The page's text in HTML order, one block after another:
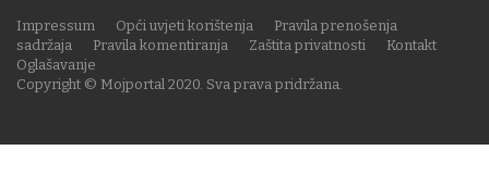
Copyright © Mojportal 2020. Sva prava pridržana.
Impressum Opći uvjeti korištenja
Pravila prenošenja
sadržaja
Pravila komentiranja Zaštita privatnosti
Kontakt
Oglašavanje